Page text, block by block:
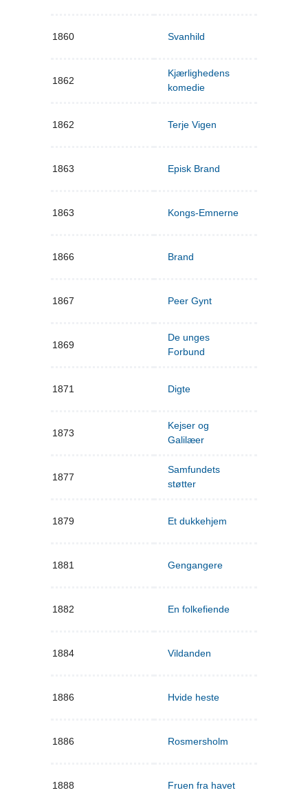
1860 Svanhild
1862
Kjærlighedens
komedie
1862 Terje Vigen
1863 Episk Brand
1863 Kongs-Emnerne
1866 Brand
1867 Peer Gynt
1869
De unges
Forbund
1871 Digte
1873
Kejser og
Galilæer
1877
Samfundets
støtter
1879 Et dukkehjem
1881 Gengangere
1882 En folkefiende
1884 Vildanden
1886 Hvide heste
1886 Rosmersholm
1888 Fruen fra havet